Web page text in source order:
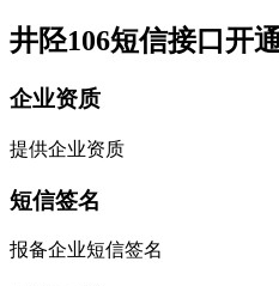
井陉106短信接口开
企业资质
提供企业资质
短信签名
报备企业短信签名